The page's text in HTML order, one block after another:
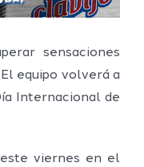
sensaciones
equipo volverá a
Internacional de
viernes en el